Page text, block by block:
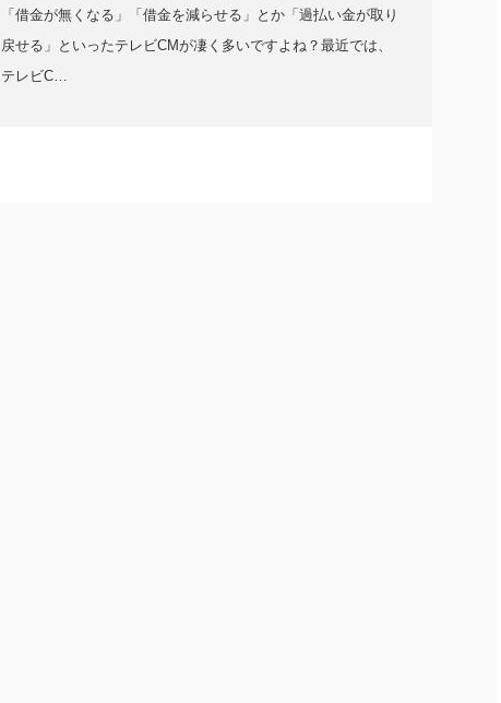
「借金が無くなる」「借金を減らせる」とか「過払い金が取り
戻せる」といったテレビCMが凄く多いですよね？最近では、
テレビC…